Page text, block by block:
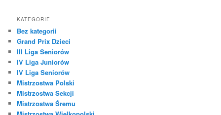
KATEGORIE
Bez kategorii
Grand Prix Dzieci
III Liga Seniorów
IV Liga Juniorów
IV Liga Seniorów
Mistrzostwa Polski
Mistrzostwa Sekcji
Mistrzostwa Śremu